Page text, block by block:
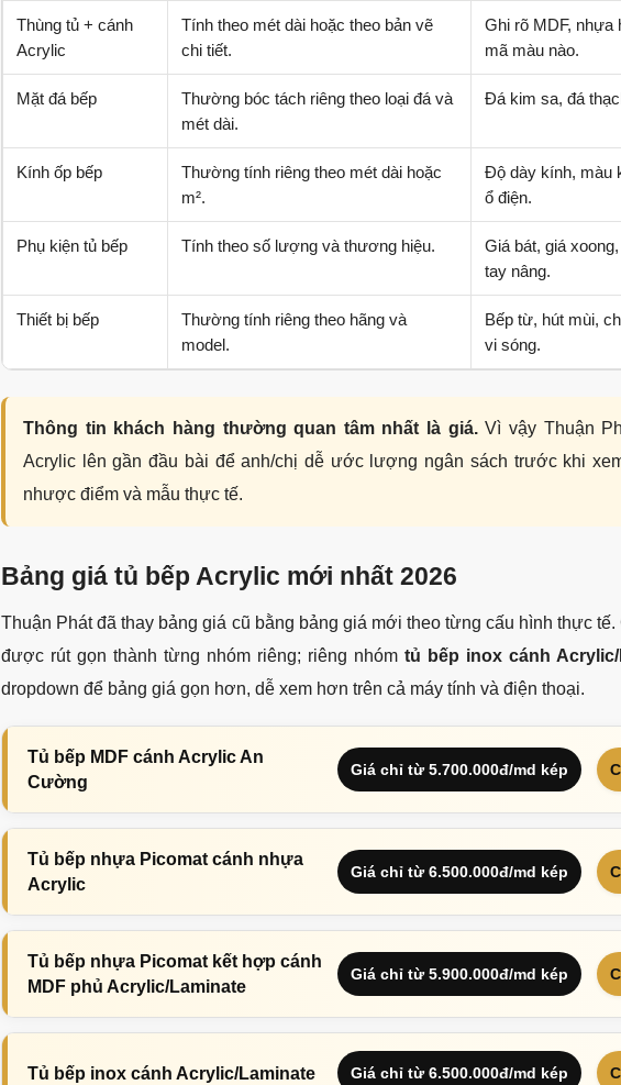
Thùng tủ + cánh
Acrylic
Tính theo mét dài hoặc theo bản vẽ
chi tiết.
Ghi rõ MDF, nhựa
mã màu nào.
Mặt đá bếp
Thường bóc tách riêng theo loại đá và
mét dài.
Đá kim sa, đá
Kính ốp bếp
Thường tính riêng theo mét dài hoặc
m².
Độ dày kính, màu
ổ điện.
Phụ kiện tủ bếp Tính theo số lượng và thương hiệu.
Giá bát, giá
tay nâng.
Thiết bị bếp
Thường tính riêng theo hãng và
model.
Bếp từ, hút mùi,
vi sóng.
Thông tin khách hàng thường quan tâm nhất là giá.Vì vậy Thuận
Acrylic lên gần đầu bài để anh/chị dễ ước lượng ngân sách trước khi
nhược điểm và mẫu thực tế.
Bảng giá tủ bếp Acrylic mới nhất 2026
Thuận Phát đã thay bảng giá cũ bằng bảng giá mới theo từng cấu hình thực
được rút gọn thành từng nhóm riêng; riêng nhóm tủ bếp inox cánh Acrylic/
dropdown để bảng giá gọn hơn, dễ xem hơn trên cả máy tính và điện thoại.
Tủ bếp MDF cánh Acrylic An
Cường
Giá chỉ từ 5.700.000đ/md kép
Tủ bếp nhựa Picomat cánh nhựa
Acrylic
Giá chỉ từ 6.500.000đ/md kép
Tủ bếp nhựa Picomat kết hợp cánh
MDF phủ Acrylic/Laminate
Giá chỉ từ 5.900.000đ/md kép
Tủ bếp inox cánh Acrylic/Laminate Giá chỉ từ 6.500.000đ/md kép